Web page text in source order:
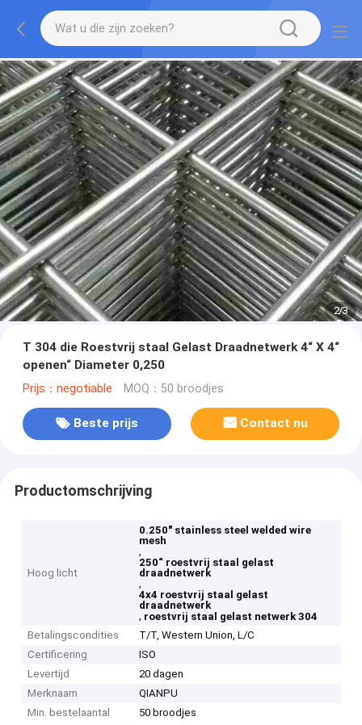
2/3
T 304 die Roestvrij staal Gelast Draadnetwerk 4“ X 4“
openen“ Diameter 0,250
Prijs：negotiable MOQ：50 broodjes
Beste prijs Contact nu
Productomschrijving
Hoog licht
0.250" stainless steel welded wire
mesh
,
250“ roestvrij staal gelast
draadnetwerk
,
4x4 roestvrij staal gelast
draadnetwerk
, roestvrij staal gelast netwerk 304
Betalingscondities
T/T, Western Union, L/C
Certificering
ISO
Levertijd
20 dagen
Merknaam
QIANPU
Min. bestelaantal
50 broodjes